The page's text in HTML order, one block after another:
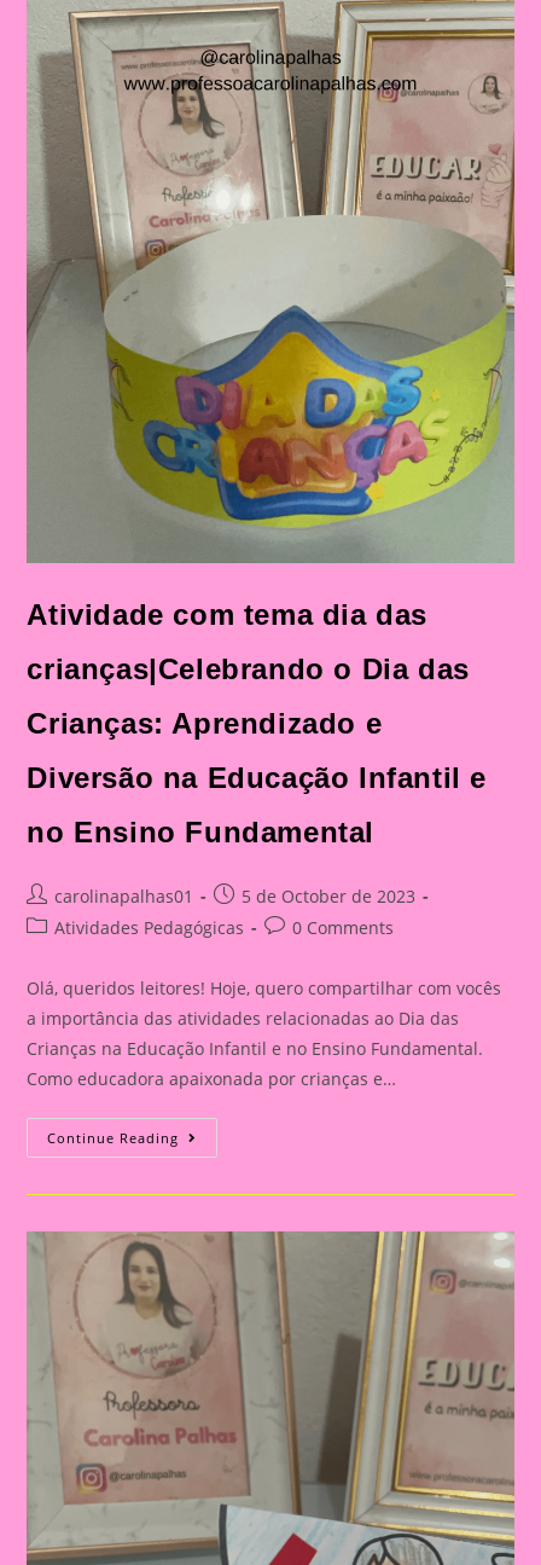
Crianças:
Aprendizado
E
Diversão
Na
Educação
Infantil
E
No
Ensino
Fundamental
Atividade com tema dia das
crianças|Celebrando o Dia das
Crianças: Aprendizado e
Diversão na Educação Infantil e
no Ensino Fundamental
Post
author:
carolinapalhas01
Post
published:
5 de October de 2023
PostAtividades Pedagógicas
Post0 Comments
Olá, queridos leitores! Hoje, quero compartilhar com vocês
a importância das atividades relacionadas ao Dia das
Crianças na Educação Infantil e no Ensino Fundamental.
Como educadora apaixonada por crianças e…
Continue Reading Atividade
Com
Dia
Das
Crianças:
Aprendizado
E
Diversão
Na
Educação
Infantil
E
No
Ensino
Fundamental